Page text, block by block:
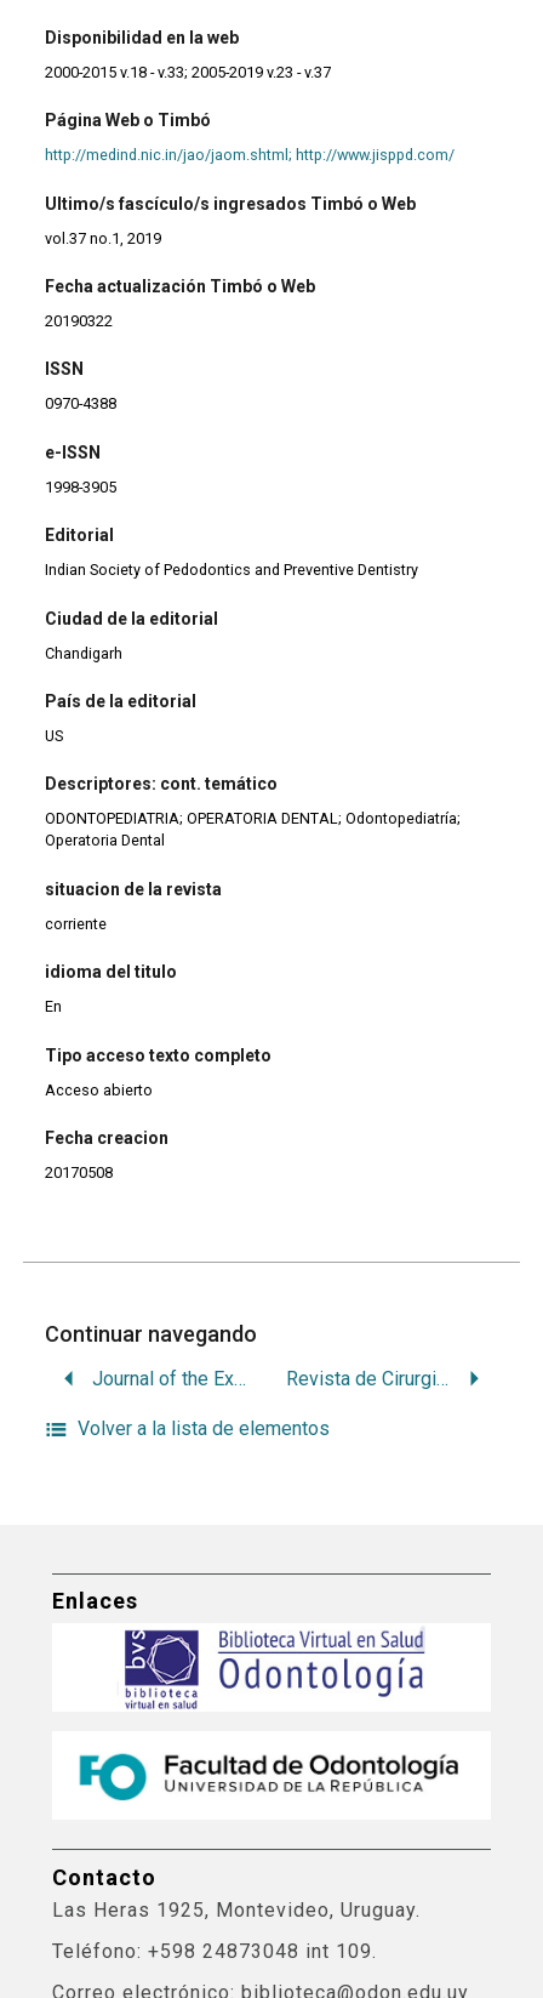
Disponibilidad en la web
2000-2015 v.18 - v.33; 2005-2019 v.23 - v.37
Página Web o Timbó
http://medind.nic.in/jao/jaom.shtml; http://www.jisppd.com/
Ultimo/s fascículo/s ingresados Timbó o Web
vol.37 no.1, 2019
Fecha actualización Timbó o Web
20190322
ISSN
0970-4388
e-ISSN
1998-3905
Editorial
Indian Society of Pedodontics and Preventive Dentistry
Ciudad de la editorial
Chandigarh
País de la editorial
US
Descriptores: cont. temático
ODONTOPEDIATRIA; OPERATORIA DENTAL; Odontopediatría;
Operatoria Dental
situacion de la revista
corriente
idioma del titulo
En
Tipo acceso texto completo
Acceso abierto
Fecha creacion
20170508
Continuar navegando
Journal of the Experimental Analysis of Behavior Revista de Cirurgia e Traumatologia Buco-maxilo-facial
Volver a la lista de elementos
Enlaces
Contacto
Las Heras 1925, Montevideo, Uruguay.
Teléfono: +598 24873048 int 109.
Correo electrónico: biblioteca@odon.edu.uy